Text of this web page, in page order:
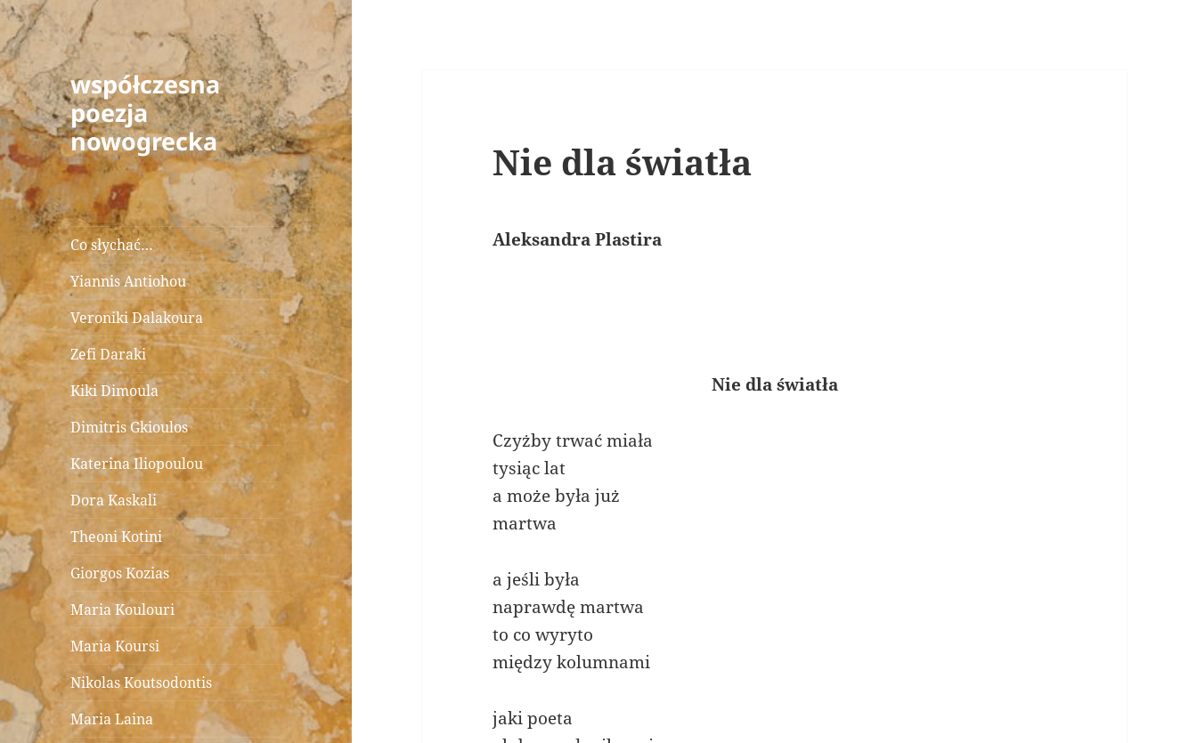
współczesna
poezja
nowogrecka
Co słychać…
Yiannis Antiohou
Veroniki Dalakoura
Zefi Daraki
Kiki Dimoula
Dimitris Gkioulos
Katerina Iliopoulou
Dora Kaskali
Theoni Kotini
Giorgos Kozias
Maria Koulouri
Maria Koursi
Nikolas Koutsodontis
Maria Laina
Nie dla światła
Aleksandra Plastira
Nie dla światła
Czyżby trwać miała
tysiąc lat
a może była już
martwa
a jeśli była
naprawdę martwa
to co wyryto
między kolumnami
jaki poeta